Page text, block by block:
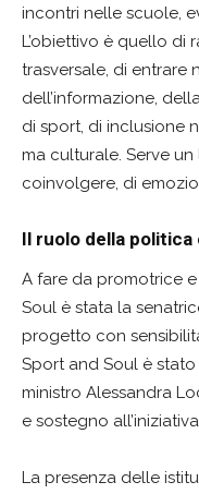
incontri nelle scuole,
L’obiettivo è quello di
trasversale, di entrare
dell’informazione,
di sport, di inclusione
ma culturale. Serve
coinvolgere, di
Il ruolo della
A fare da promotrice
Soul è stata la
progetto con
Sport and Soul è
ministro Alessandra
e sostegno all’iniziativa.
La presenza delle